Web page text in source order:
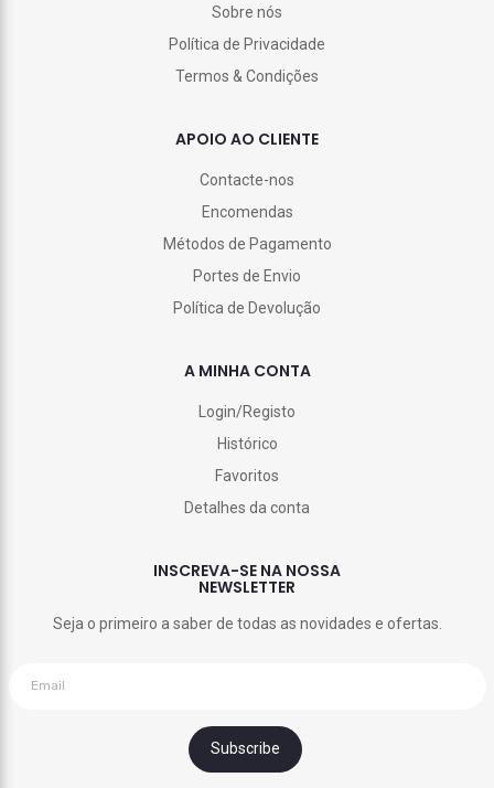
Sobre nós
Política de Privacidade
Termos & Condições
APOIO AO CLIENTE
Contacte-nos
Encomendas
Métodos de Pagamento
Portes de Envio
Política de Devolução
A MINHA CONTA
Login/Registo
Histórico
Favoritos
Detalhes da conta
INSCREVA-SE NA NOSSA
NEWSLETTER
Seja o primeiro a saber de todas as novidades e ofertas.